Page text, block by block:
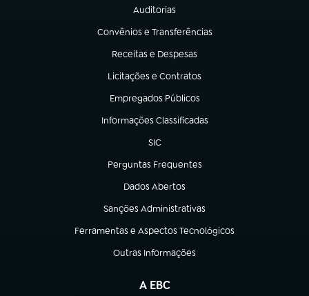
Auditorias
(abre em nova aba)
Convênios e Transferências
(abre em nova aba)
Receitas e Despesas
(abre em nova aba)
Licitações e Contratos
(abre em nova aba)
Empregados Públicos
(abre em nova aba)
Informações Classificadas
(abre em nova aba)
SIC
(abre em nova aba)
Perguntas Frequentes
(abre em nova aba)
Dados Abertos
(abre em nova aba)
Sanções Administrativas
(abre em nova aba)
Ferramentas e Aspectos Tecnológicos
(abre em nova aba)
Outras Informações
(abre em nova aba)
A EBC